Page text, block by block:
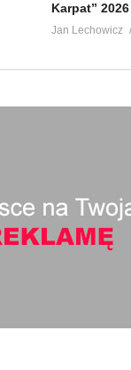
Karpat”
Jan Lechowicz